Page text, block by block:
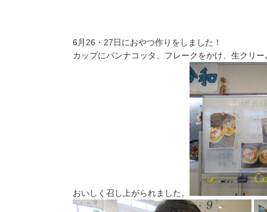
6月26・27日におやつ作りをしました！
カップにパンナコッタ、フレークをかけ、生クリ
おいしく召し上がられました。